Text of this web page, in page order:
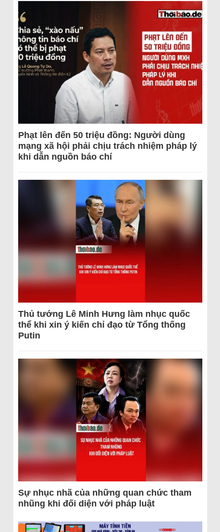
Phạt lên đến 50 triệu đồng: Người dùng
mạng xã hội phải chịu trách nhiệm pháp lý
khi dẫn nguồn báo chí
Thủ tướng Lê Minh Hưng làm nhục quốc
thể khi xin ý kiến chỉ đạo từ Tổng thống
Putin
Sự nhục nhã của những quan chức tham
nhũng khi đối diện với pháp luật